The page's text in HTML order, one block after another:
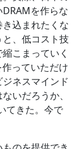
を作らな
込まれたくな
、低コスト技
こまっていく
っていただけ
ネスマインド
いだろうか、
てきた。今で